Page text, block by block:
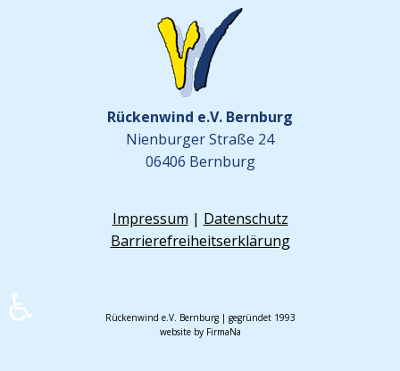
Rückenwind e.V. Bernburg
Nienburger Straße 24
06406 Bernburg
Impressum | Datenschutz
Barrierefreiheitserklärung
Rückenwind e.V. Bernburg | gegründet 1993
website by FirmaNa